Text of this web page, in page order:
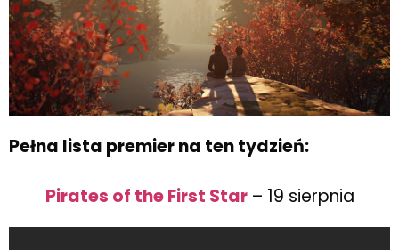
Pełna lista premier na ten tydzień:
Pirates of the First Star– 19 sierpnia